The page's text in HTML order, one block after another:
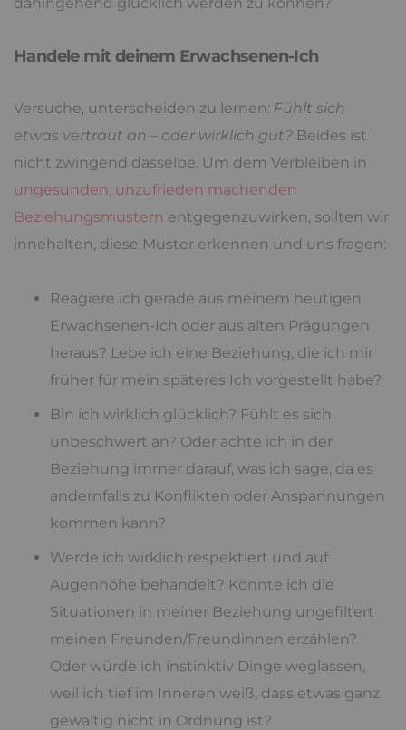
Handele mit deinem Erwachsenen-Ich
Versuche, unterscheiden zu lernen: Fühlt sich
etwas vertraut an – oder wirklich gut? Beides ist
nicht zwingend dasselbe. Um dem Verbleiben in
ungesunden, unzufrieden machenden
Beziehungsmustern entgegenzuwirken, sollten wir
innehalten, diese Muster erkennen und uns fragen:
Reagiere ich gerade aus meinem heutigen
Erwachsenen-Ich oder aus alten Prägungen
heraus? Lebe ich eine Beziehung, die ich mir
früher für mein späteres Ich vorgestellt habe?
Bin ich wirklich glücklich? Fühlt es sich
unbeschwert an? Oder achte ich in der
Beziehung immer darauf, was ich sage, da es
andernfalls zu Konflikten oder Anspannungen
kommen kann?
Werde ich wirklich respektiert und auf
Augenhöhe behandelt? Könnte ich die
Situationen in meiner Beziehung ungefiltert
meinen Freunden/Freundinnen erzählen?
Oder würde ich instinktiv Dinge weglassen,
weil ich tief im Inneren weiß, dass etwas ganz
gewaltig nicht in Ordnung ist?